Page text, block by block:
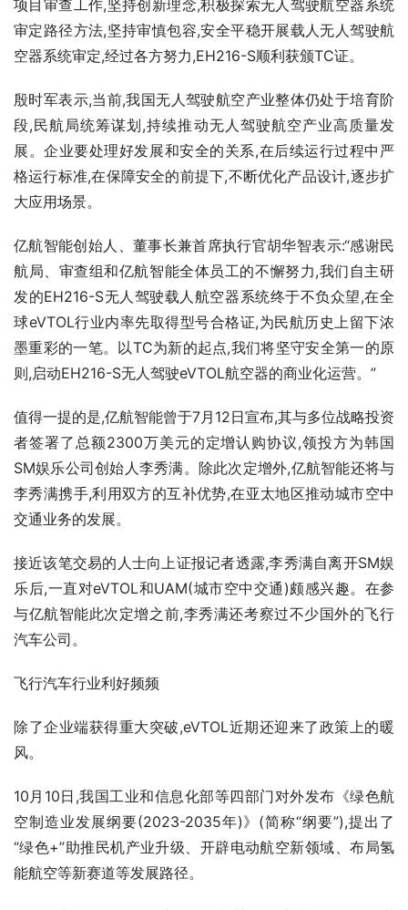
项目审查工作,坚持创新理念,积极探索无人驾驶航空器系统
审定路径方法,坚持审慎包容,安全平稳开展载人无人驾驶航
空器系统审定,经过各方努力,EH216-S顺利获颁TC证。
殷时军表示,当前,我国无人驾驶航空产业整体仍处于培育阶
段,民航局统筹谋划,持续推动无人驾驶航空产业高质量发
展。企业要处理好发展和安全的关系,在后续运行过程中严
格运行标准,在保障安全的前提下,不断优化产品设计,逐步扩
大应用场景。
亿航智能创始人、董事长兼首席执行官胡华智表示:“感谢民
航局、审查组和亿航智能全体员工的不懈努力,我们自主研
发的EH216-S无人驾驶载人航空器系统终于不负众望,在全
球eVTOL行业内率先取得型号合格证,为民航历史上留下浓
墨重彩的一笔。以TC为新的起点,我们将坚守安全第一的原
则,启动EH216-S无人驾驶eVTOL航空器的商业化运营。”
值得一提的是,亿航智能曾于7月12日宣布,其与多位战略投资
者签署了总额2300万美元的定增认购协议,领投方为韩国
SM娱乐公司创始人李秀满。除此次定增外,亿航智能还将与
李秀满携手,利用双方的互补优势,在亚太地区推动城市空中
交通业务的发展。
接近该笔交易的人士向上证报记者透露,李秀满自离开SM娱
乐后,一直对eVTOL和UAM(城市空中交通)颇感兴趣。在参
与亿航智能此次定增之前,李秀满还考察过不少国外的飞行
汽车公司。
飞行汽车行业利好频频
除了企业端获得重大突破,eVTOL近期还迎来了政策上的暖
风。
10月10日,我国工业和信息化部等四部门对外发布《绿色航
空制造业发展纲要(2023-2035年)》(简称“纲要”),提出了
“绿色+”助推民机产业升级、开辟电动航空新领域、布局氢
能航空等新赛道等发展路径。